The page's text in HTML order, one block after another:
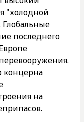
"холодной
последнего
концерна
на